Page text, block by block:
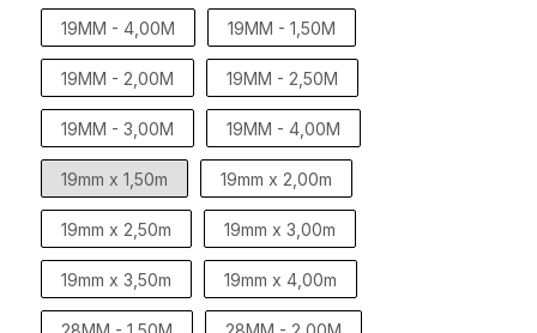
19MM - 4,00M 19MM - 1,50M
19MM - 2,00M 19MM - 2,50M
19MM - 3,00M 19MM - 4,00M
19mm x 1,50m 19mm x 2,00m
19mm x 2,50m 19mm x 3,00m
19mm x 3,50m 19mm x 4,00m